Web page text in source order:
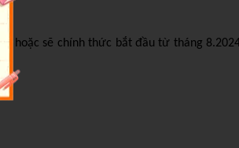
hoặc sẽ chính thức bắt đầu từ tháng